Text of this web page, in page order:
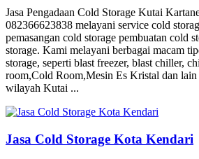
Jasa Pengadaan Cold Storage Kutai
082366623838 melayani service cold
pemasangan cold storage pembuatan cold
storage. Kami melayani berbagai macam
storage, seperti blast freezer, blast chiller,
room,Cold Room,Mesin Es Kristal dan lain
wilayah Kutai ...
Jasa Cold Storage Kota Kendari